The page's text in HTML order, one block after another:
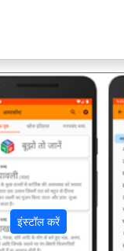
इंस्टॉल करें